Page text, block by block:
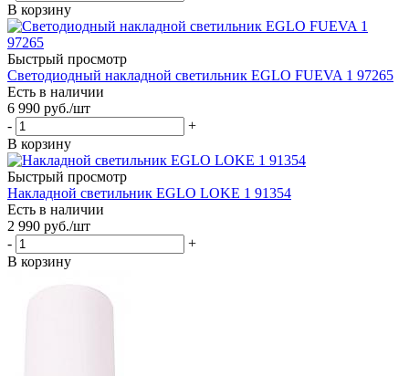
В корзину
Быстрый просмотр
Светодиодный накладной светильник EGLO FUEVA 1 97265
Есть в наличии
6 990 руб./шт
-
+
В корзину
Быстрый просмотр
Накладной светильник EGLO LOKE 1 91354
Есть в наличии
2 990 руб./шт
-
+
В корзину